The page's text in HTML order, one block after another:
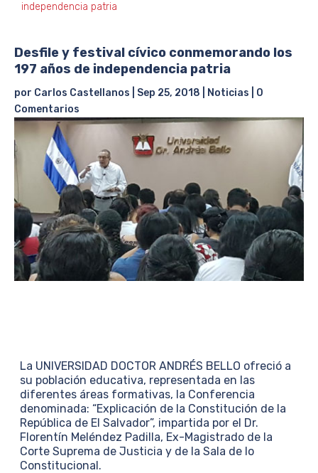
independencia patria
Desfile y festival cívico conmemorando los
197 años de independencia patria
por Carlos Castellanos Sep 25, 2018 Noticias
0
Comentarios
La UNIVERSIDAD DOCTOR ANDRÉS BELLO ofreció a
su población educativa, representada en las
diferentes áreas formativas, la Conferencia
denominada: “Explicación de la Constitución de la
República de El Salvador”, impartida por el Dr.
Florentín Meléndez Padilla, Ex-Magistrado de la
Corte Suprema de Justicia y de la Sala de lo
Constitucional.